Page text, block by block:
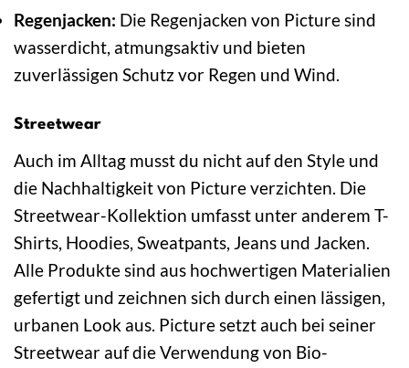
Regenjacken: Die Regenjacken von Picture sind
wasserdicht, atmungsaktiv und bieten
zuverlässigen Schutz vor Regen und Wind.
Streetwear
Auch im Alltag musst du nicht auf den Style und
die Nachhaltigkeit von Picture verzichten. Die
Streetwear-Kollektion umfasst unter anderem T-
Shirts, Hoodies, Sweatpants, Jeans und Jacken.
Alle Produkte sind aus hochwertigen Materialien
gefertigt und zeichnen sich durch einen lässigen,
urbanen Look aus. Picture setzt auch bei seiner
Streetwear auf die Verwendung von Bio-